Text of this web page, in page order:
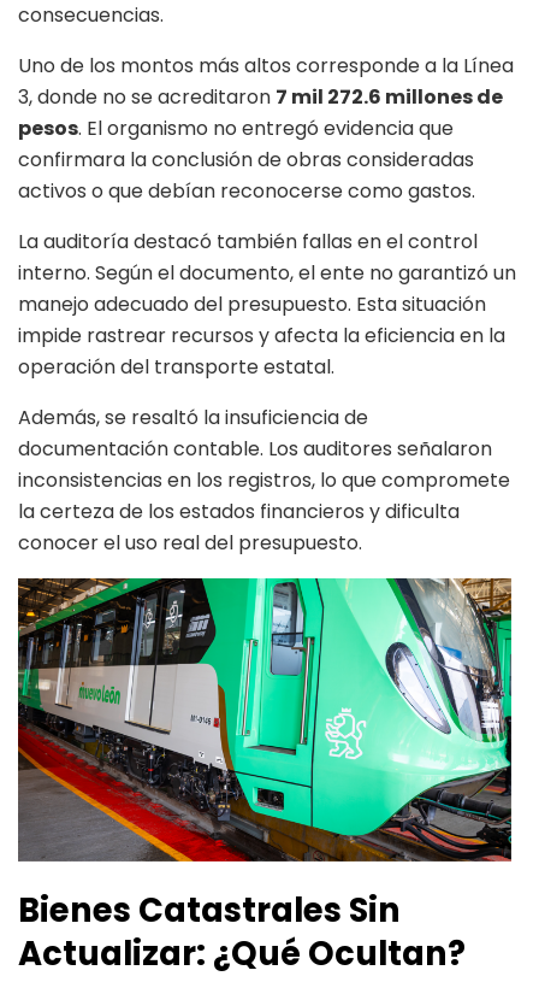
consecuencias.
Uno de los montos más altos corresponde a la Línea
3, donde no se acreditaron 7 mil 272.6 millones de
pesos. El organismo no entregó evidencia que
confirmara la conclusión de obras consideradas
activos o que debían reconocerse como gastos.
La auditoría destacó también fallas en el control
interno. Según el documento, el ente no garantizó un
manejo adecuado del presupuesto. Esta situación
impide rastrear recursos y afecta la eficiencia en la
operación del transporte estatal.
Además, se resaltó la insuficiencia de
documentación contable. Los auditores señalaron
inconsistencias en los registros, lo que compromete
la certeza de los estados financieros y dificulta
conocer el uso real del presupuesto.
Bienes Catastrales Sin
Actualizar: ¿Qué Ocultan?